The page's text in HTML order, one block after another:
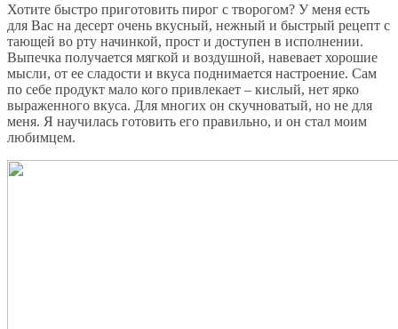
Хотите быстро приготовить пирог с творогом? У меня есть
для Вас на десерт очень вкусный, нежный и быстрый рецепт с
тающей во рту начинкой, прост и доступен в исполнении.
Выпечка получается мягкой и воздушной, навевает хорошие
мысли, от ее сладости и вкуса поднимается настроение. Сам
по себе продукт мало кого привлекает – кислый, нет ярко
выраженного вкуса. Для многих он скучноватый, но не для
меня. Я научилась готовить его правильно, и он стал моим
любимцем.